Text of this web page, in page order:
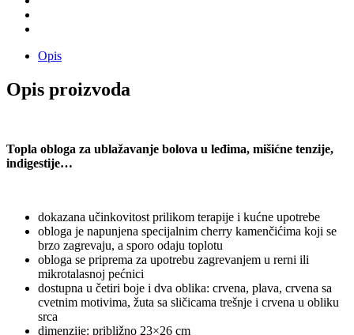
Opis
Opis proizvoda
Topla obloga za ublažavanje bolova u leđima, mišićne tenzije,
indigestije…
dokazana učinkovitost prilikom terapije i kućne upotrebe
obloga je napunjena specijalnim cherry kamenčićima koji se
brzo zagrevaju, a sporo odaju toplotu
obloga se priprema za upotrebu zagrevanjem u rerni ili
mikrotalasnoj pećnici
dostupna u četiri boje i dva oblika: crvena, plava, crvena sa
cvetnim motivima, žuta sa sličicama trešnje i crvena u obliku
srca
dimenzije: približno 23×26 cm